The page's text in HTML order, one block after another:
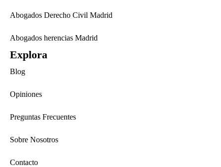
Abogados Derecho Civil Madrid
Abogados herencias Madrid
Explora
Blog
Opiniones
Preguntas Frecuentes
Sobre Nosotros
Contacto